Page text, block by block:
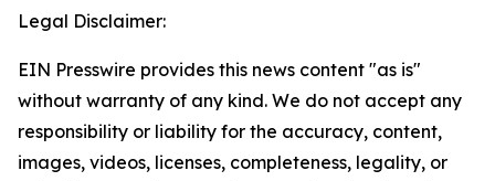
Legal Disclaimer:
EIN Presswire provides this news content "as is"
without warranty of any kind. We do not accept any
responsibility or liability for the accuracy, content,
images, videos, licenses, completeness, legality, or